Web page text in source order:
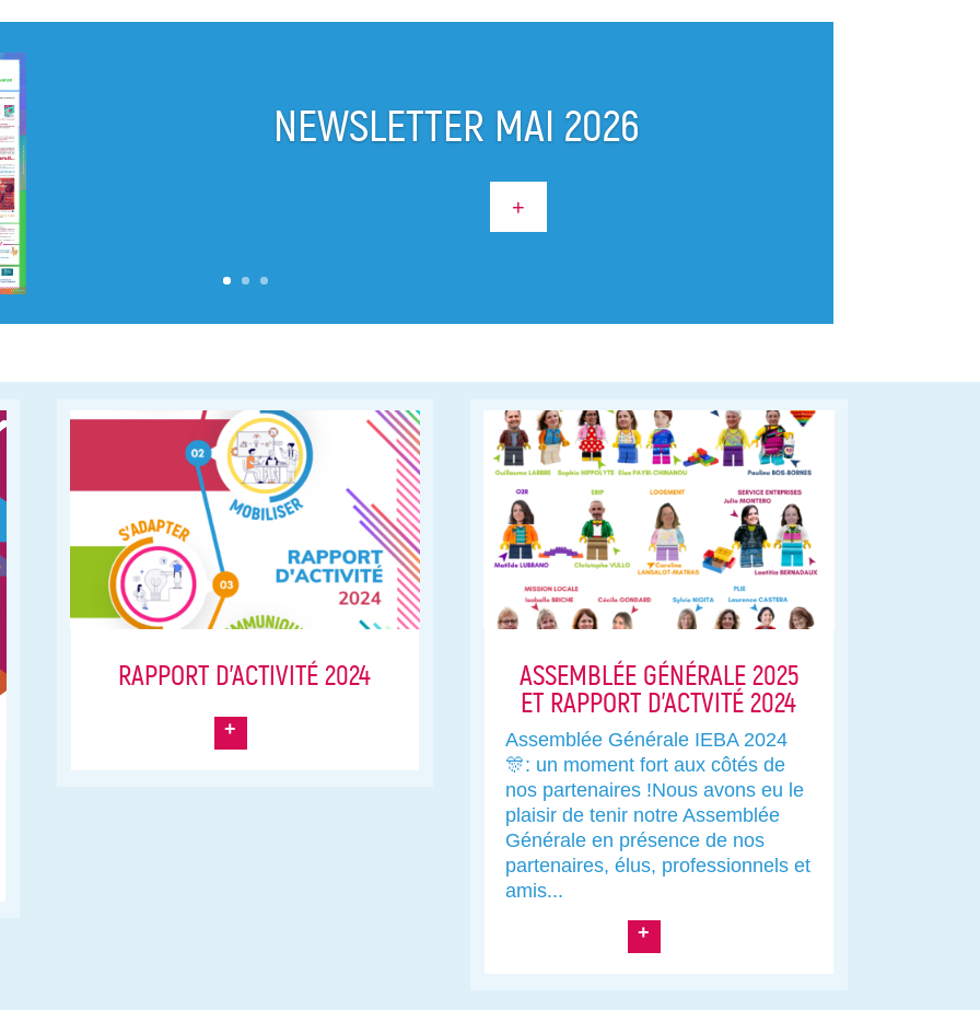
NEWSLETTER MAI 2026
+
RAPPORT D’ACTIVITÉ 2024
+
ASSEMBLÉE GÉNÉRALE 2025
ET RAPPORT D’ACTVITÉ 2024
Assemblée Générale IEBA 2024
🎊: un moment fort aux côtés de
nos partenaires !Nous avons eu le
plaisir de tenir notre Assemblée
Générale en présence de nos
partenaires, élus, professionnels et
amis...
+